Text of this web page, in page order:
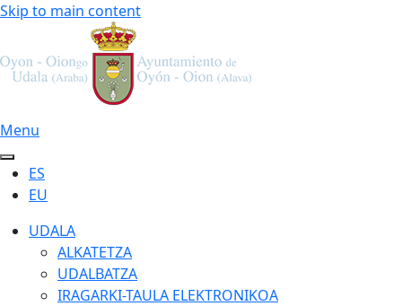
Skip to main content
Menu
ES
EU
UDALA
ALKATETZA
UDALBATZA
IRAGARKI-TAULA ELEKTRONIKOA